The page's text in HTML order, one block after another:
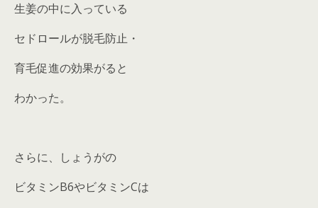
生姜の中に入っている
セドロールが脱毛防止・
育毛促進の効果がると
わかった。
さらに、しょうがの
ビタミンB6やビタミンCは